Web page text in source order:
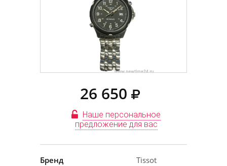
26 650
Наше персональное
предложение для вас
Бренд
Tissot